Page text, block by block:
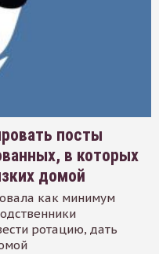
посты
в которых
домой
как минимум
ротацию, дать